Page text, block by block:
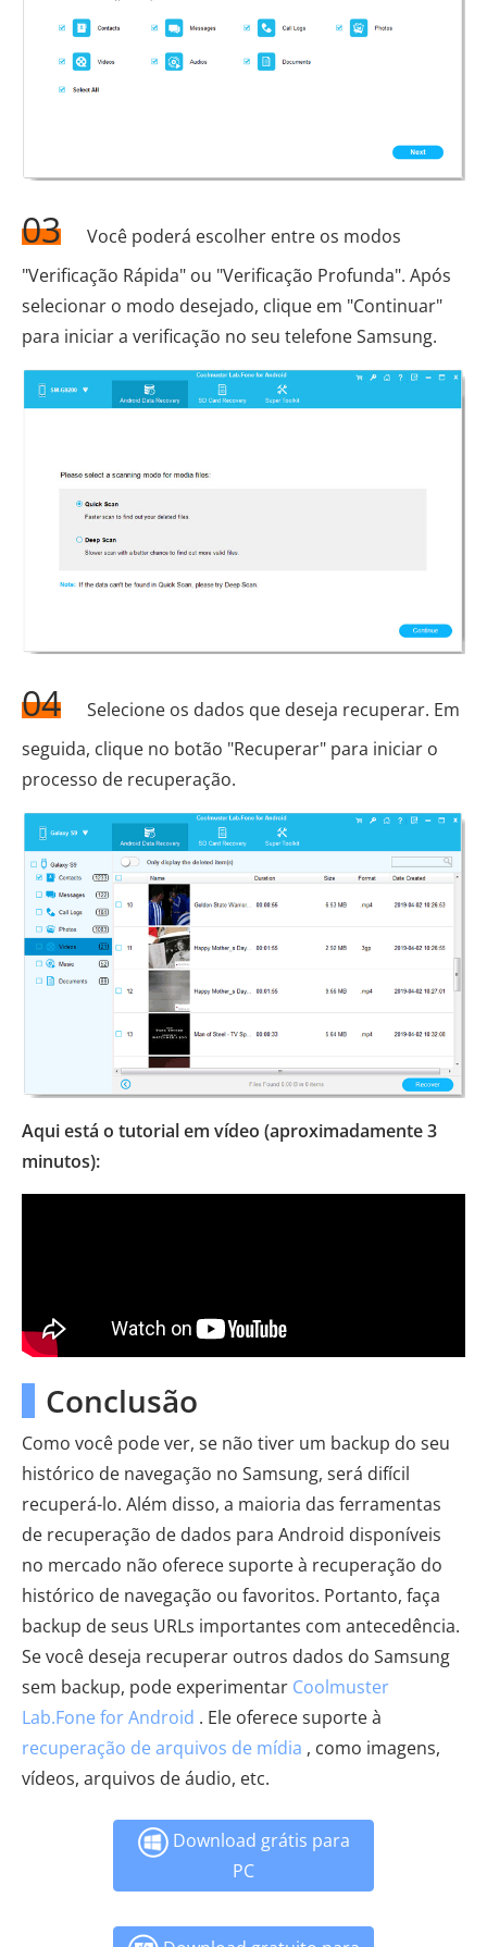
03
Você poderá escolher entre os modos
"Verificação Rápida" ou "Verificação Profunda". Após
selecionar o modo desejado, clique em "Continuar"
para iniciar a verificação no seu telefone Samsung.
04
Selecione os dados que deseja recuperar. Em
seguida, clique no botão "Recuperar" para iniciar o
processo de recuperação.
Aqui está o tutorial em vídeo (aproximadamente 3
minutos):
Conclusão
Como você pode ver, se não tiver um backup do seu
histórico de navegação no Samsung, será difícil
recuperá-lo. Além disso, a maioria das ferramentas
de recuperação de dados para Android disponíveis
no mercado não oferece suporte à recuperação do
histórico de navegação ou favoritos. Portanto, faça
backup de seus URLs importantes com antecedência.
Se você deseja recuperar outros dados do Samsung
sem backup, pode experimentar Coolmuster
Lab.Fone for Android . Ele oferece suporte à
recuperação de arquivos de mídia , como imagens,
vídeos, arquivos de áudio, etc.
Download grátis para
PC